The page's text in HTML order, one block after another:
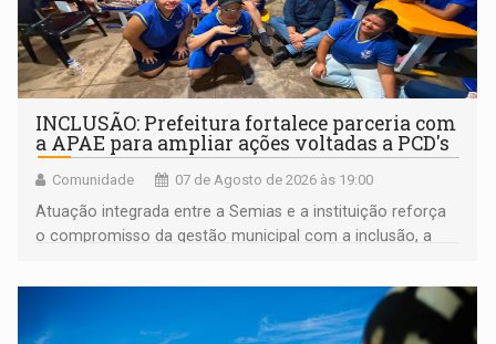
INCLUSÃO: Prefeitura fortalece parceria com
a APAE para ampliar ações voltadas a PCD's
Comunidade 07 de Agosto de 2026 às 19:00
Atuação integrada entre a Semias e a instituição reforça
o compromisso da gestão municipal com a inclusão, a